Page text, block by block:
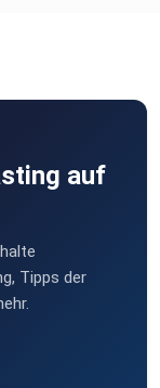
auf
Tipps der